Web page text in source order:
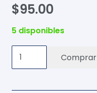
$95.00
5 disponibles
Taza
cónica
Comprar